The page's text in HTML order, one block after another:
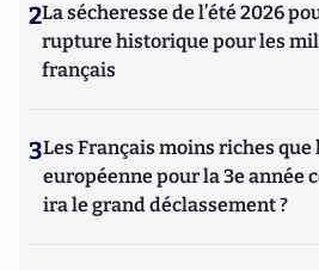
2La sécheresse de l’été 2026
rupture historique pour les
français
3Les Français moins riches que
européenne pour la 3e année
ira le grand déclassement ?